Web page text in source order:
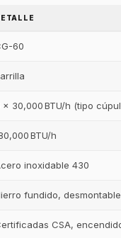
60
× 30,000 BTU/h (tipo
BTU/h
inoxidable 430
fundido,
CSA,